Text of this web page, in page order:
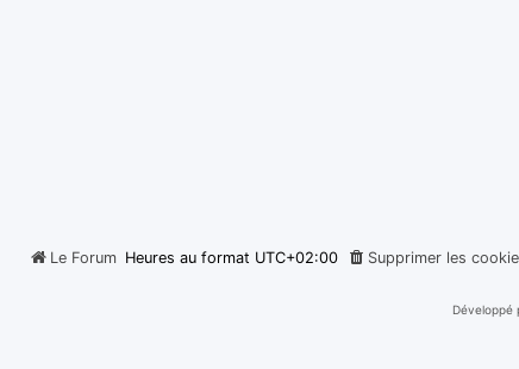
Le Forum Heures au format UTC+02:00 Supprimer les
Développé